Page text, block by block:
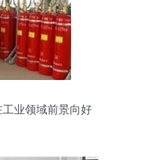
业领域前景向好